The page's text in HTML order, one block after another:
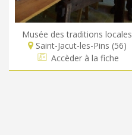
Musée des traditions locales
Saint-Jacut-les-Pins (56)
Accèder à la fiche